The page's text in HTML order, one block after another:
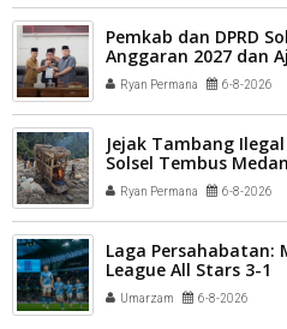
Pemkab dan DPRD
Anggaran 2027 dan
Ryan Permana 6-8-2026
Jejak Tambang
Solsel Tembus
Ryan Permana 6-8-2026
Laga Persahabatan:
League All Stars 3-1
Umarzam 6-8-2026